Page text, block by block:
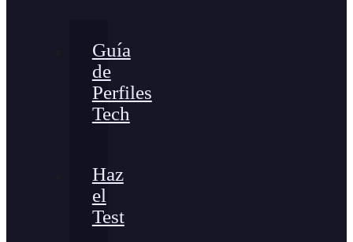
Guía
de
Perfiles
Tech
Haz
el
Test